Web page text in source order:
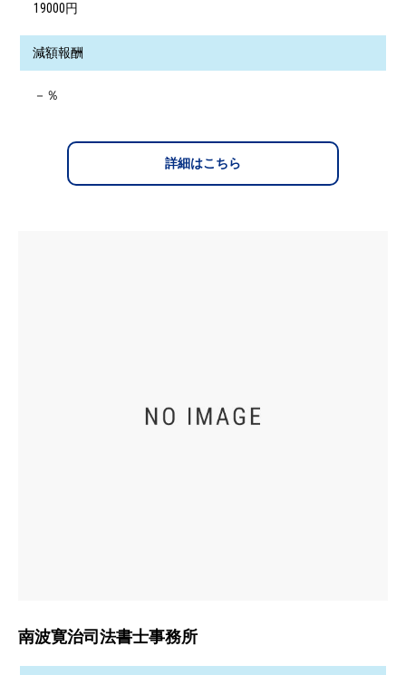
19000円
減額報酬
－％
詳細はこちら
南波寛治司法書士事務所